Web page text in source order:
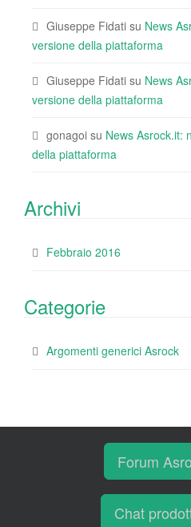
Giuseppe Fidati su News
versione della piattaforma
Giuseppe Fidati su News
versione della piattaforma
gonagoi su News Asrock.it:
della piattaforma
Archivi
Febbraio 2016
Categorie
Argomenti generici Asrock
Forum
Chat